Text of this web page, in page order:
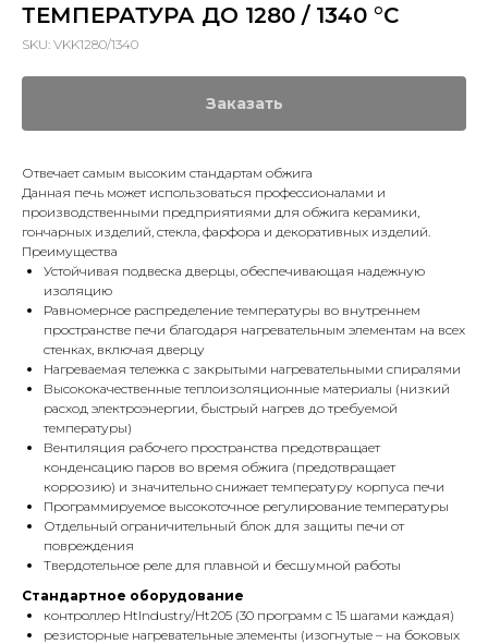
ТЕМПЕРАТУРА ДО 1280 / 1340 °C
SKU: VKK1280/1340
Заказать
Отвечает самым высоким стандартам обжига
Данная печь может использоваться профессионалами и
производственными предприятиями для обжига керамики,
гончарных изделий, стекла, фарфора и декоративных изделий.
Преимущества
Устойчивая подвеска дверцы, обеспечивающая надежную
изоляцию
Равномерное распределение температуры во внутреннем
пространстве печи благодаря нагревательным элементам на всех
стенках, включая дверцу
Нагреваемая тележка с закрытыми нагревательными спиралями
Высококачественные теплоизоляционные материалы (низкий
расход электроэнергии, быстрый нагрев до требуемой
температуры)
Вентиляция рабочего пространства предотвращает
конденсацию паров во время обжига (предотвращает
коррозию) и значительно снижает температуру корпуса печи
Программируемое высокоточное регулирование температуры
Отдельный ограничительный блок для защиты печи от
повреждения
Твердотельное реле для плавной и бесшумной работы
Стандартное оборудование
контроллер HtIndustry/Ht205 (30 программ с 15 шагами каждая)
резисторные нагревательные элементы (изогнутые – на боковых